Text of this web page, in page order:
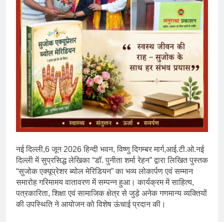
बहुत बधाई
2 Years Ago
भारत रत्न जननायक कर्पूरी ठाकुर
3 Years Ago
राम नाम लो प्रेम से – मनमोहन शर्मा
‘शरण’ (सम्पादकीय )
3 Years Ago
विश्व पुस्तक मेले (10-18 फरवरी) में
अनुराधा प्रकाशन के स्टाल पर अपनी
पुस्तक को प्रदर्शित/विमोचन हेतु संपर्क
करें
3 Years Ago
२१वीं सदी में विश्व में हिंदी भाषा की
स्वीकृति
मत बहाओ खून
3 Years Ago
सम्पादकीय : इंडिया / भारत , जी-20 में
‘भार-त’ का चमका सितारा
3 Years Ago
नोसेना प्रमुख एडमिरल आर हरि कुमार ने
नई दिल्ली,6 जून 2026 हिन्दी भवन, विष्णु दिगम्बर मार्ग,आई.टी.ओ.नई
दिल्ली में सुप्रसिद्ध लेखिका “डॉ. पुनीता शर्मा रेहन” द्वारा लिखित पुस्तक
“सुजोक एक्यूप्रेशर ब्योल मेरिडियन” का भव्य लोकार्पण एवं सम्मान
समारोह गरिमामय वातावरण में सम्पन्न हुआ। कार्यक्रम में साहित्य,
पत्रकारिता, शिक्षा एवं सामाजिक क्षेत्र से जुड़े अनेक गणमान्य व्यक्तियों
की उपस्थिति ने आयोजन को विशेष ऊंचाई प्रदान की।